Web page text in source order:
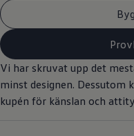
Vi har skruvat upp det
minst designen. Dessutom
kupén för känslan och